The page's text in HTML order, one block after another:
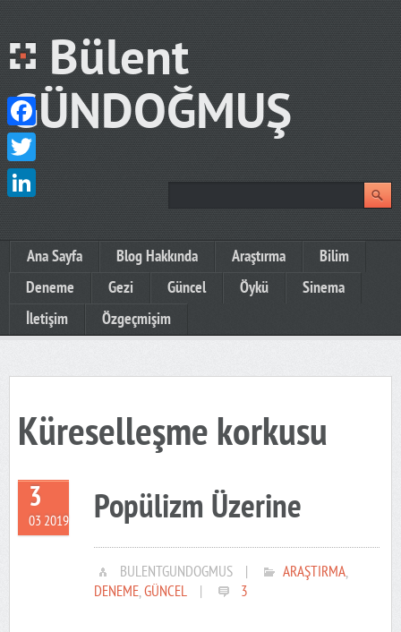
Bülent
GÜNDOĞMUŞ
Ana Sayfa Blog Hakkında Araştırma
Bilim
Deneme
Gezi Güncel Öykü
Sinema
İletişim
Özgeçmişim
Küreselleşme korkusu
3
03 2019 Popülizm Üzerine
BULENTGUNDOGMUS | ARAŞTIRMA,
DENEME,GÜNCEL | 3
Facebook
Twitter